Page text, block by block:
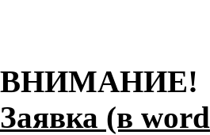
ВНИМАНИЕ!
Заявка (в word